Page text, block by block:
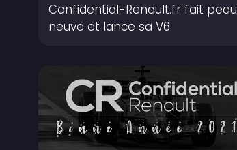
Confidential-Renault.fr fait peau
neuve et lance sa V6